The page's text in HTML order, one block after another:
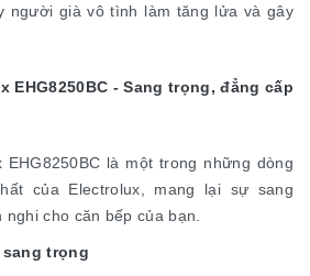
người già vô tình làm tăng lửa và gây
EHG8250BC - Sang trọng, đẳng cấp
EHG8250BC là một trong những dòng
của Electrolux, mang lại sự sang
cho căn bếp của bạn.
trọng